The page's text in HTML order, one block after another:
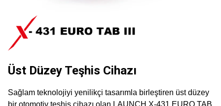
Üst Düzey Teşhis Cihazı
Sağlam teknolojiyi yenilikçi tasarımla birleştiren üst düzey